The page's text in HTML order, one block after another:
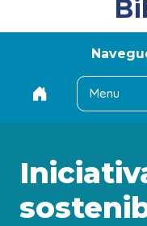
Menu